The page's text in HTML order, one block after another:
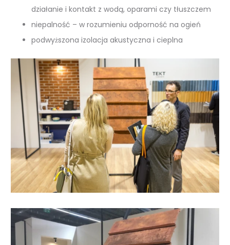
działanie i kontakt z wodą, oparami czy tłuszczem
niepalność – w rozumieniu odporność na ogień
podwyższona izolacja akustyczna i cieplna